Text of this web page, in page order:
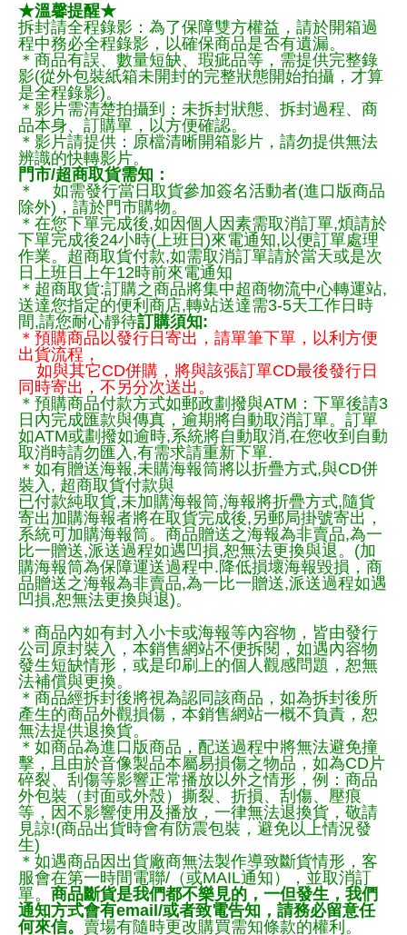
★溫馨提醒★
拆封請全程錄影：為了保障雙方權益，請於開箱過
程中務必全程錄影，以確保商品是否有遺漏。
＊商品有誤、數量短缺、瑕疵品等，需提供完整錄
影(從外包裝紙箱未開封的完整狀態開始拍攝，才算
是全程錄影)。
＊影片需清楚拍攝到：未拆封狀態、拆封過程、商
品本身、訂購單，以方便確認。
＊影片請提供：原檔清晰開箱影片，請勿提供無法
辨識的快轉影片。
門市/超商取貨需知：
＊ 如需發行當日取貨參加簽名活動者(進口版商品
除外)，請於門市購物。
＊在您下單完成後,如因個人因素需取消訂單,煩請於
下單完成後24小時(上班日)來電通知,以便訂單處理
作業。超商取貨付款,如需取消訂單請於當天或是次
日上班日上午12時前來電通知
＊超商取貨:訂購之商品將集中超商物流中心轉運站,
送達您指定的便利商店,轉站送達需3-5天工作日時
間,請您耐心靜待訂購須知:
＊預購商品以發行日寄出，請單筆下單，以利方便
出貨流程，
如與其它CD併購，將與該張訂單CD最後發行日
同時寄出，不另分次送出。
＊預購商品付款方式如郵政劃撥與ATM：下單後請3
日內完成匯款與傳真，逾期將自動取消訂單。訂單
如ATM或劃撥如逾時,系統將自動取消,在您收到自動
取消時請勿匯入,有需求請重新下單.
＊如有贈送海報,未購海報筒將以折疊方式,與CD併
裝入, 超商取貨付款與
已付款純取貨,未加購海報筒,海報將折疊方式,隨貨
寄出加購海報者將在取貨完成後,另郵局掛號寄出，
系統可加購海報筒。商品贈送之海報為非賣品,為一
比一贈送,派送過程如遇凹損,恕無法更換與退。(加
購海報筒為保障運送過程中.降低損壞海報毀損，商
品贈送之海報為非賣品,為一比一贈送,派送過程如遇
凹損,恕無法更換與退)。
＊商品內如有封入小卡或海報等內容物，皆由發行
公司原封裝入，本銷售網站不便拆閱，如遇內容物
發生短缺情形，或是印刷上的個人觀感問題，恕無
法補償與更換。
＊商品經拆封後將視為認同該商品，如為拆封後所
產生的商品外觀損傷，本銷售網站一概不負責，恕
無法提供退換貨。
＊如商品為進口版商品，配送過程中將無法避免撞
擊，且由於音像製品本屬易損傷之物品，如為CD片
碎裂、刮傷等影響正常播放以外之情形，例：商品
外包裝（封面或外殼）撕裂、折損、刮傷、壓痕
等，因不影響使用及播放，一律無法退換貨，敬請
見諒!(商品出貨時會有防震包裝，避免以上情況發
生)
＊如遇商品因出貨廠商無法製作導致斷貨情形，客
服會在第一時間電聯/（或MAIL通知），並取消訂
單。 商品斷貨是我們都不樂見的，一但發生，我們
通知方式會有email/或者致電告知，請務必留意任
何來信。 賣場有隨時更改購買需知條款的權利。